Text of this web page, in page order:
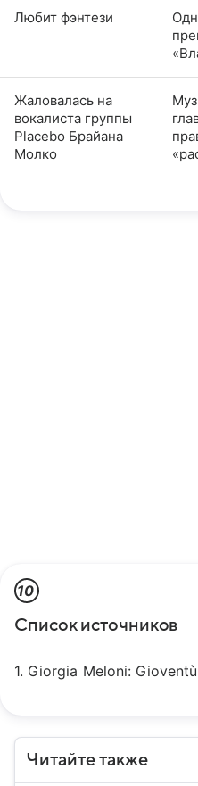
Любит фэнтези
Жаловалась на
вокалиста группы
Placebo Брайана
Молко
10
Список источников
1. Giorgia Meloni:
Читайте также